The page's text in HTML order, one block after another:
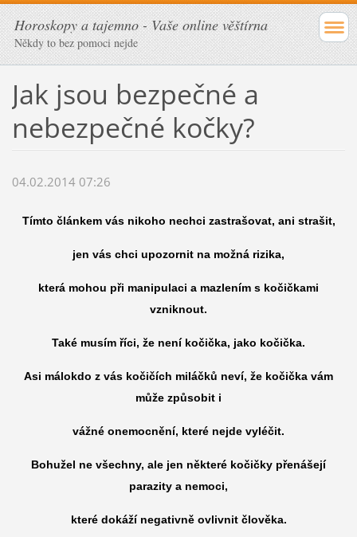
Horoskopy a tajemno - Vaše online věštírna
Někdy to bez pomoci nejde
Jak jsou bezpečné a
nebezpečné kočky?
04.02.2014 07:26
Tímto článkem vás nikoho nechci zastrašovat, ani strašit,
jen vás chci upozornit na možná rizika,
která mohou při manipulaci a mazlením s kočičkami
vzniknout.
Také musím říci, že není kočička, jako kočička.
Asi málokdo z vás kočičích miláčků neví, že kočička vám
může způsobit i
vážné onemocnění, které nejde vyléčit.
Bohužel ne všechny, ale jen některé kočičky přenášejí
parazity a nemoci,
které dokáží negativně ovlivnit člověka.